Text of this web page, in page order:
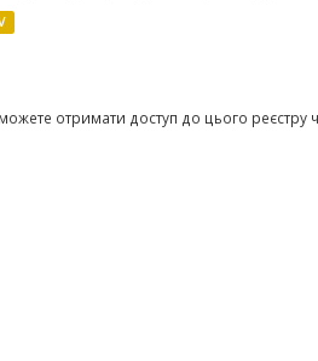
отримати доступ до цього реєстру